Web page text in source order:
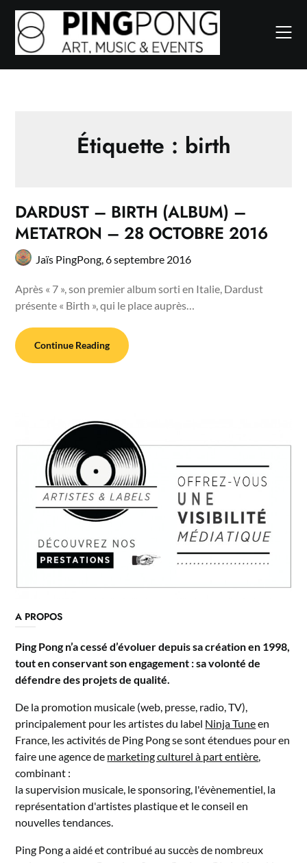
Skip
content
Étiquette : birth
DARDUST – BIRTH (ALBUM) –
METATRON – 28 OCTOBRE 2016
Jaïs PingPong,6 septembre 2016
Après « 7 », son premier album sorti en Italie, Dardust
présente « Birth », qui le place auprès…
Continue Reading
A PROPOS
Ping Pong n’a cessé d’évoluer depuis sa création en 1998,
tout en conservant son engagement : sa volonté de
défendre des projets de qualité.
De la promotion musicale (web, presse, radio, TV),
principalement pour les artistes du label Ninja Tuneen
France, les activités de Ping Pong se sont étendues pour en
faire une agence de marketing culturel à part entière
combinant :
la supervision musicale, le sponsoring, l'évènementiel, la
représentation d'artistes plastique et le conseil en
nouvelles tendances.
Ping Pong a aidé et contribué au succès de nombreux